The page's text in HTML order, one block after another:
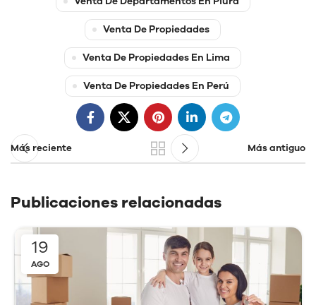
Venta De Propiedades
Venta De Propiedades En Lima
Venta De Propiedades En Perú
Más reciente Más antiguo
Publicaciones relacionadas
19
AGO